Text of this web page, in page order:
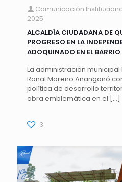
Comunicación
2025
ALCALDÍA CIUDADANA DE
PROGRESO EN LA
ADOQUINADO EN EL
La administración
Ronal Moreno Anangonó
política de desarrollo
obra emblemática en el […]
3